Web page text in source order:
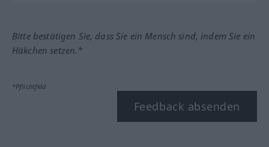
Bitte bestätigen Sie, dass Sie ein Mensch sind, indem Sie ein
Häkchen setzen.*
*Pflichtfeld
Feedback absenden